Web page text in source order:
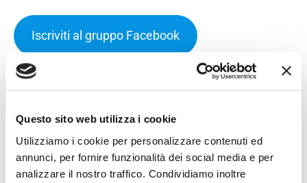
Questo sito web utilizza i cookie
Utilizziamo i cookie per personalizzare contenuti ed
annunci, per fornire funzionalità dei social media e per
analizzare il nostro traffico. Condividiamo inoltre
Iscriviti al gruppo Facebook
Buon Lavoro, Meccanici.
Cosa ne pensi al riguardo? Fammi sapere nei commenti
qui sotto la tua opinione!